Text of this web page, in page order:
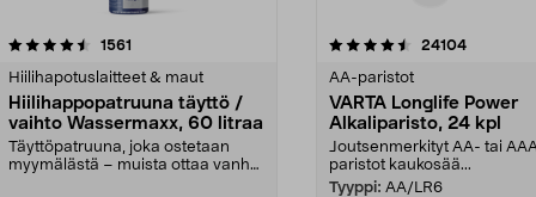
1561
Hiilihapotuslaitteet & maut
Hiilihappopatruuna täyttö /
vaihto Wassermaxx, 60 litraa
Täyttöpatruuna, joka ostetaan
myymälästä – muista ottaa vanha
4.5viidestä
24104arvostelut
AA-paristot
VARTA Longlife Power
Alkaliparisto, 24 kpl
Joutsenmerkityt AA- tai
paristot kaukosää...
Tyyppi: AA/LR6
4.5viidestä